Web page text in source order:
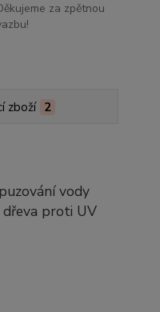
za zpětnou
zboží 2
vody
proti UV